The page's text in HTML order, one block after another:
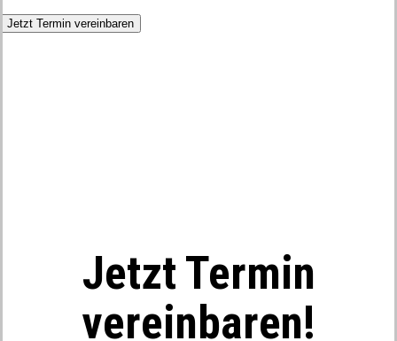
Jetzt Termin
vereinbaren!